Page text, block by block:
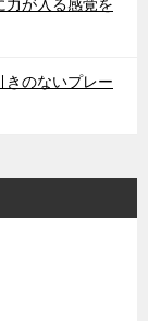
力が入る感覚を
きのないプレー